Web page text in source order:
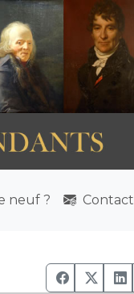
neuf ? Contact